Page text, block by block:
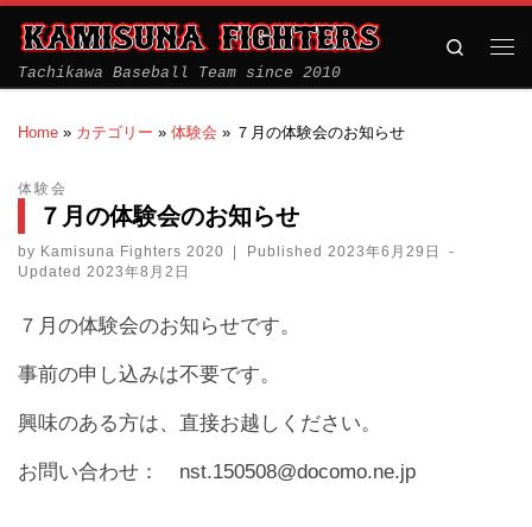
Tachikawa Baseball Team since 2010
Search
Home » カテゴリー » 体験会 » ７月の体験会のお知らせ
体験会
７月の体験会のお知らせ
by Kamisuna Fighters 2020 Published 2023年6月29日
-
Updated 2023年8月2日
７月の体験会のお知らせです。
事前の申し込みは不要です。
興味のある方は、直接お越しください。
お問い合わせ： nst.150508@docomo.ne.jp